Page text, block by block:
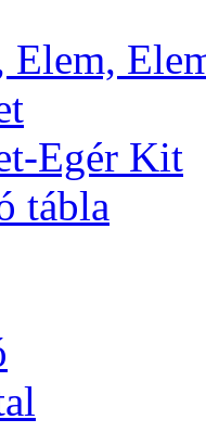
Elem,
Egér Kit
tábla